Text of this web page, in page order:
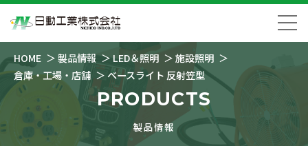
HOME 製品情報 LED＆照明
施設照明
倉庫・工場・店舗
ベースライト 反射笠型
PRODUCTS
製品情報